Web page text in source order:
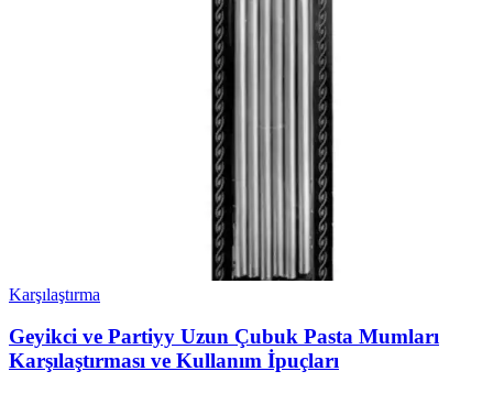
Karşılaştırma
Geyikci ve Partiyy Uzun Çubuk Pasta Mumları
Karşılaştırması ve Kullanım İpuçları